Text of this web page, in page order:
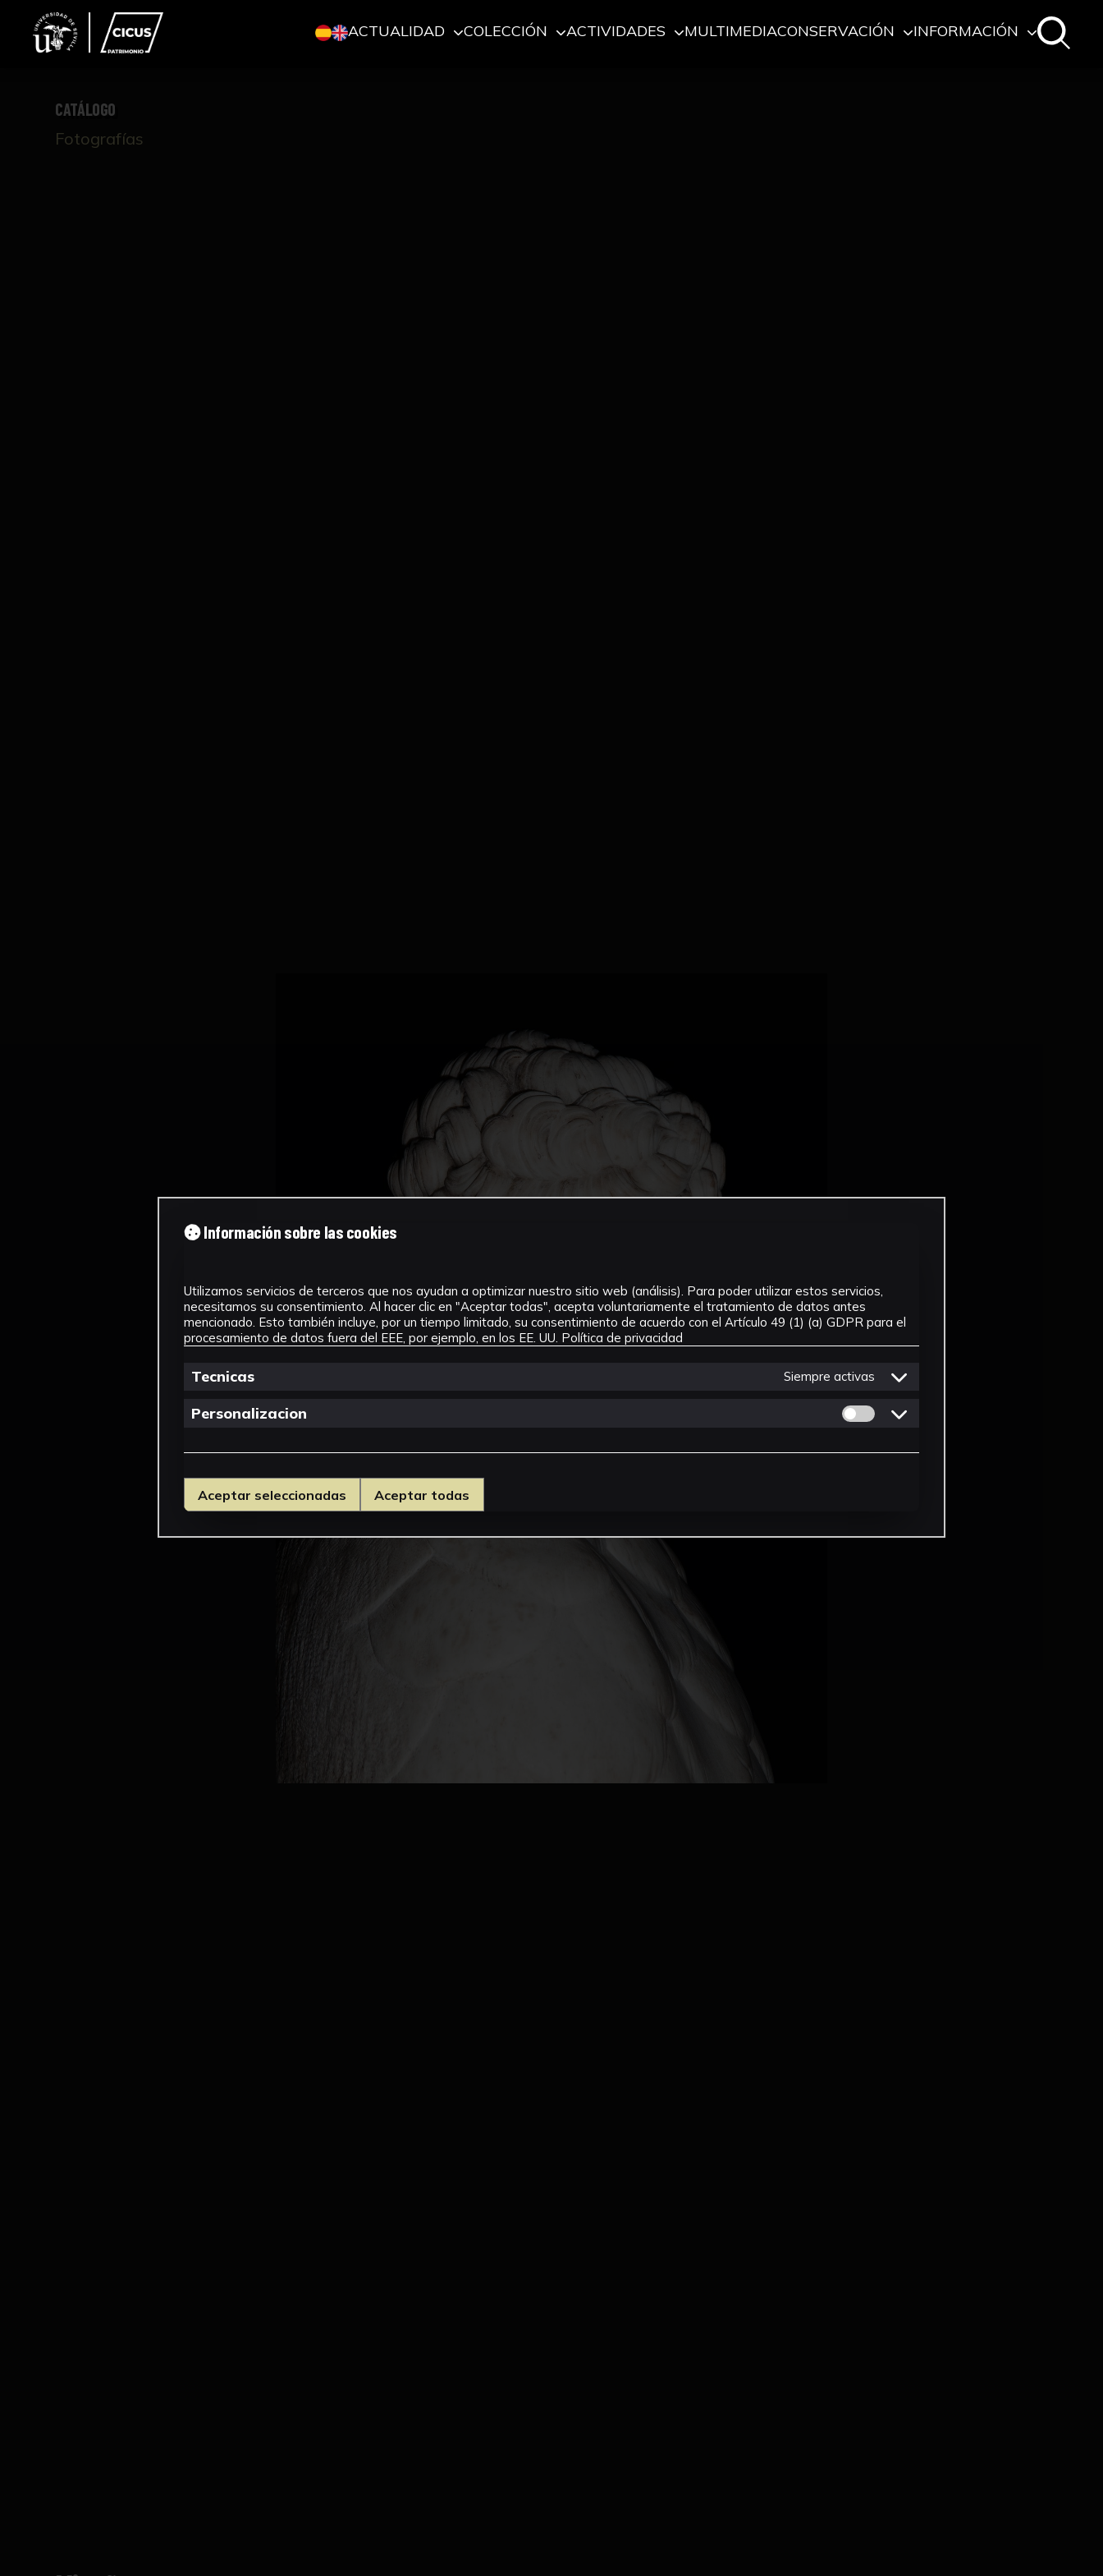
ACTUALIDAD COLECCIÓN ACTIVIDADES MULTIMEDIACONSERVACIÓN INFORMACIÓN
CATÁLOGO
Fotografías
Información sobre las cookies
Utilizamos servicios de terceros que nos ayudan a optimizar nuestro sitio web (análisis). Para poder utilizar estos servicios,
necesitamos su consentimiento. Al hacer clic en "Aceptar todas", acepta voluntariamente el tratamiento de datos antes
mencionado. Esto también incluye, por un tiempo limitado, su consentimiento de acuerdo con el Artículo 49 (1) (a) GDPR para el
procesamiento de datos fuera del EEE, por ejemplo, en los EE. UU. Política de privacidad
Tecnicas Siempre activas
Personalizacion Permitir cookies de Personalizacion
Aceptar seleccionadas Aceptar todas